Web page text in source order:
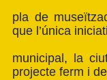
pla de
que l’única
municipal, la
projecte ferm i de